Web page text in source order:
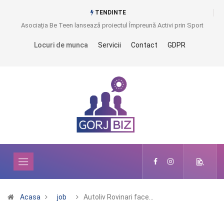
TENDINTE
Asociația Be Teen lansează proiectul Împreună Activi prin Sport
Locuri de munca Servicii Contact GDPR
Acasa job Autoliv Rovinari face…